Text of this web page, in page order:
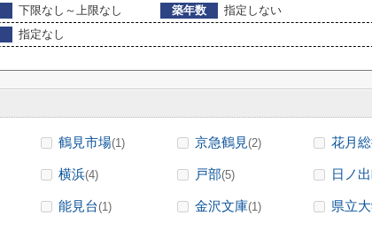
下限なし～上限なし 築年数
指定しない
指定なし
鶴見市場(1) 京急鶴見(2) 花月
横浜(4) 戸部(5) 日ノ
能見台(1) 金沢文庫(1) 県立